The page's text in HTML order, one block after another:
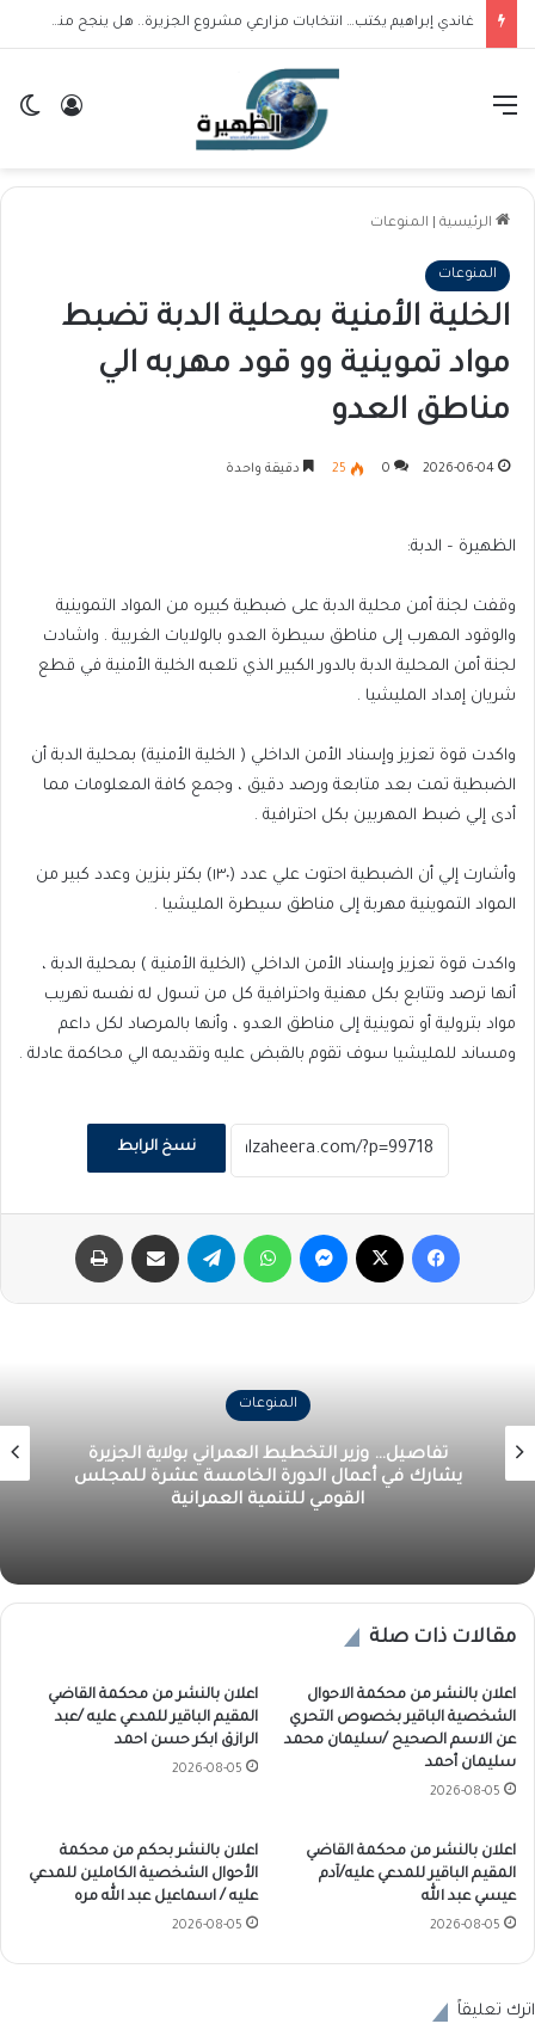
غاندي إبراهيم يكتب… انتخابات مزارعي مشروع الجزيرة.. هل ينجح منسوبي حركة العدل والمساواة في بلوغ المكتب التنفيذي؟
تسجيل القائمة
الرئيسية المنوعات
المنوعات
الخلية الأمنية بمحلية الدبة تضبط
مواد تموينية وو قود مهربه الي
مناطق العدو
2026-06-04
0
25 دقيقة واحدة
الظهيرة – الدبة:
وقفت لجنة أمن محلية الدبة على ضبطية كبيره من المواد التموينية
والوقود المهرب إلى مناطق سيطرة العدو بالولايات الغربية . واشادت
لجنة أمن المحلية الدبة بالدور الكبير الذي تلعبه الخلية الأمنية في قطع
شريان إمداد المليشيا .
واكدت قوة تعزيز وإسناد الأمن الداخلي ( الخلية الأمنية) بمحلية الدبة أن
الضبطية تمت بعد متابعة ورصد دقيق ، وجمع كافة المعلومات مما
أدى إلي ضبط المهربين بكل احترافية .
وأشارت إلي أن الضبطية احتوت علي عدد (١٣٠) بكتر بنزين وعدد كبير من
المواد التموينية مهربة إلى مناطق سيطرة المليشيا .
واكدت قوة تعزيز وإسناد الأمن الداخلي (الخلية الأمنية ) بمحلية الدبة ،
أنها ترصد وتتابع بكل مهنية واحترافية كل من تسول له نفسه تهريب
مواد بترولية أو تموينية إلى مناطق العدو ، وأنها بالمرصاد لكل داعم
ومساند للمليشيا سوف تقوم بالقبض عليه وتقديمه الي محاكمة عادلة .
نسخ الرابط
فيسبوك ماسنجر واتساب تيلقرام مشاركة عبر البريد
المنوعات
تفاصيل… وزير التخطيط العمراني بولاية الجزيرة
يشارك في أعمال الدورة الخامسة عشرة للمجلس
القومي للتنمية العمرانية
مقالات ذات صلة
اعلان بالنشر من محكمة الاحوال
الشخصية الباقير بخصوص التحري
عن الاسم الصحيح /سليمان محمد
سليمان أحمد
2026-08-05
اعلان بالنشر من محكمة القاضي
المقيم الباقير للمدعي عليه /عبد
الرازق ابكر حسن احمد
2026-08-05
اعلان بالنشر من محكمة القاضي
المقيم الباقير للمدعي عليه/آدم
عيسي عبد الله
2026-08-05
اعلان بالنشر بحكم من محكمة
الأحوال الشخصية الكاملين للمدعي
عليه / اسماعيل عبد الله مره
2026-08-05
اترك تعليقاً